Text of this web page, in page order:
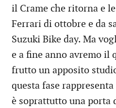
il Crame che ritorna e
Ferrari di ottobre e da
Suzuki Bike day. Ma
e a fine anno avremo il
frutto un apposito
questa fase
è soprattutto una porta